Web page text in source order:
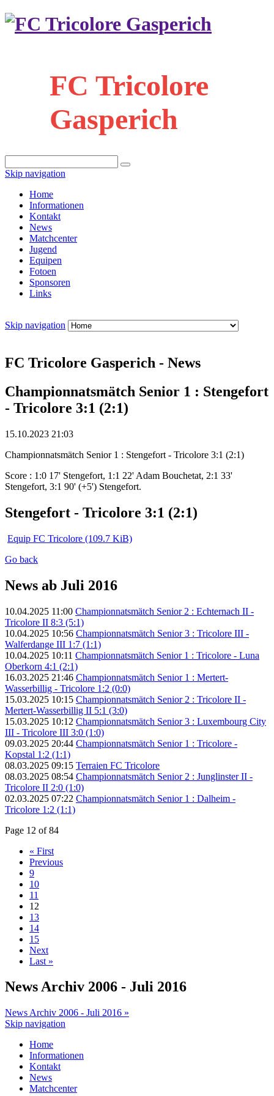
FC Tricolore
Gasperich
Skip navigation
Home
Informationen
Kontakt
News
Matchcenter
Jugend
Equipen
Fotoen
Sponsoren
Links
Skip navigation
FC Tricolore Gasperich - News
Championnatsmätch Senior 1 : Stengefort
- Tricolore 3:1 (2:1)
15.10.2023 21:03
Championnatsmätch Senior 1 : Stengefort - Tricolore 3:1 (2:1)
Score : 1:0 17' Stengefort, 1:1 22' Adam Bouchetat, 2:1 33'
Stengefort, 3:1 90' (+5') Stengefort.
Stengefort - Tricolore 3:1 (2:1)
Equip FC Tricolore (109.7 KiB)
Go back
News ab Juli 2016
10.04.2025 11:00 Championnatsmätch Senior 2 : Echternach II -
Tricolore II 8:3 (5:1)
10.04.2025 10:56 Championnatsmätch Senior 3 : Tricolore III -
Walferdange III 1:7 (1:1)
10.04.2025 10:11 Championnatsmätch Senior 1 : Tricolore - Luna
Oberkorn 4:1 (2:1)
16.03.2025 21:46 Championnatsmätch Senior 1 : Mertert-
Wasserbillig - Tricolore 1:2 (0:0)
15.03.2025 10:15 Championnatsmätch Senior 2 : Tricolore II -
Mertert-Wasserbillig II 5:1 (3:0)
15.03.2025 10:12 Championnatsmätch Senior 3 : Luxembourg City
III - Tricolore III 3:0 (1:0)
09.03.2025 20:44 Championnatsmätch Senior 1 : Tricolore -
Kopstal 1:2 (1:1)
08.03.2025 09:15 Terraien FC Tricolore
08.03.2025 08:54 Championnatsmätch Senior 2 : Junglinster II -
Tricolore II 2:0 (1:0)
02.03.2025 07:22 Championnatsmätch Senior 1 : Dalheim -
Tricolore 1:2 (1:1)
Page 12 of 84
« First
Previous
9
10
11
12
13
14
15
Next
Last »
News Archiv 2006 - Juli 2016
News Archiv 2006 - Juli 2016 »
Skip navigation
Home
Informationen
Kontakt
News
Matchcenter